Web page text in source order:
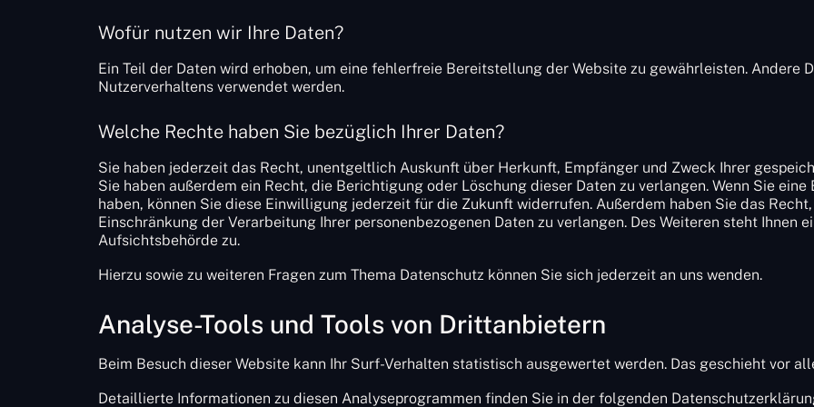
Wofür nutzen wir Ihre Daten?
Ein Teil der Daten wird erhoben, um eine fehlerfreie Bereitstellung der Website zu gewährleisten. Andere
Nutzerverhaltens verwendet werden.
Welche Rechte haben Sie bezüglich Ihrer Daten?
Sie haben jederzeit das Recht, unentgeltlich Auskunft über Herkunft, Empfänger und Zweck Ihrer
Sie haben außerdem ein Recht, die Berichtigung oder Löschung dieser Daten zu verlangen. Wenn Sie
haben, können Sie diese Einwilligung jederzeit für die Zukunft widerrufen. Außerdem haben Sie das
Einschränkung der Verarbeitung Ihrer personenbezogenen Daten zu verlangen. Des Weiteren steht Ihnen
Aufsichtsbehörde zu.
Hierzu sowie zu weiteren Fragen zum Thema Datenschutz können Sie sich jederzeit an uns wenden.
Analyse-Tools und Tools von Dritt­anbietern
Beim Besuch dieser Website kann Ihr Surf-Verhalten statistisch ausgewertet werden. Das geschieht vor
Detaillierte Informationen zu diesen Analyseprogrammen finden Sie in der folgenden